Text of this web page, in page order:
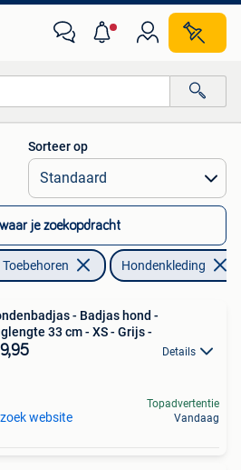
afstanden…
Sorteer op
je zoekopdracht
Toebehoren Hondenkleding
- Badjas hond -
33 cm - XS - Grijs -
Details
website
Topadvertentie
Vandaag